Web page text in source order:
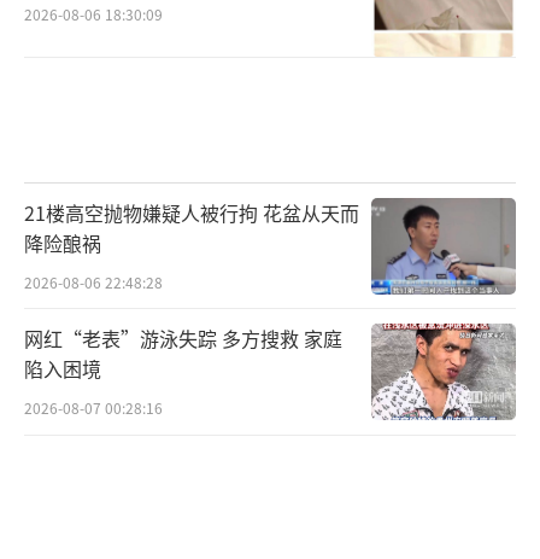
颖莎若能在2026年夺冠，将以24岁的年纪成为
这项超过50年历史赛事中的首位三连冠得主，
心”，每一场比赛都承载着“只能赢不能
输”的舆论期待。
热、刚刚横扫了王艺迪的莎宾·温特。这不仅
仅是一场半决赛，更是一场“矛与盾”、“正
与奇”的较量。孙颖莎技术全面、衔接快速、
2026-08-06 18:30:09
21楼高空抛物嫌疑人被行拘 花盆从天而
降险酿祸
2026-08-06 22:48:28
网红“老表”游泳失踪 多方搜救 家庭
陷入困境
2026-08-07 00:28:16